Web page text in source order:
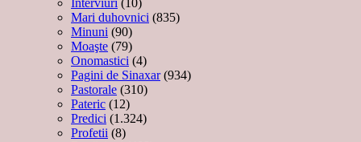
Mari duhovnici (835)
Minuni (90)
Moaşte (79)
Onomastici (4)
Pagini de Sinaxar(934)
Pastorale (310)
Pateric (12)
Predici (1.324)
Profetii (8)